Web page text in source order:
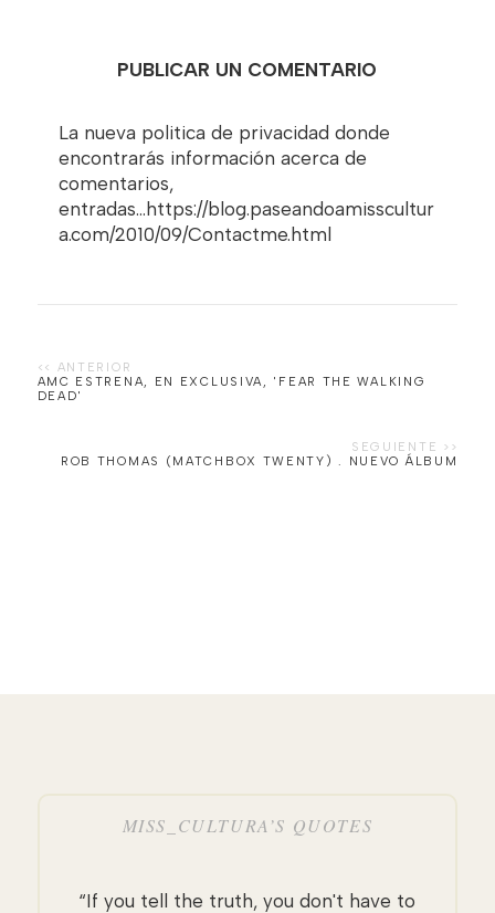
PUBLICAR UN COMENTARIO
La nueva politica de privacidad donde
encontrarás información acerca de
comentarios,
entradas...https://blog.paseandoamisscultur
a.com/2010/09/Contactme.html
AMC ESTRENA, EN EXCLUSIVA, 'FEAR THE WALKING
MISS_CULTURA’S QUOTES
“If you tell the truth, you don't have to